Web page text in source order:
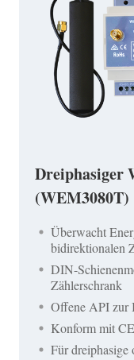
Dreiphasiger
(WEM3080T)
Überwacht
bidirektionalen
DIN-
Zählerschrank
Offene API zur
Konform mit
Für dreiphasige